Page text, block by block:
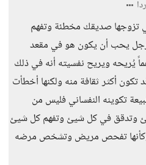
تزوجها صديقك مخطئة وتفهم
يحب أن يكون هو في مقعد
يُريحه ويريح نفسيته أنه في ذلك
تكون أكثر ثقافة منه ولكنها أخطأت
تكوينه النفساني فليس من
وتدقق في كل شيئ وتفهم كل شيئ
وكأنها تفحص مريض وتشخص مرضه